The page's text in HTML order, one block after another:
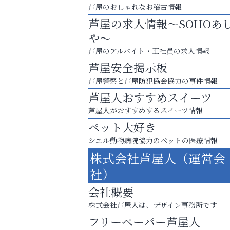
「この学校に出会えて、本当によかった。
トレファク出張買取
芦屋のおしゃれなお稽古情報
芦屋の求人情報～SOHOあ
や～
芦屋のアルバイト・正社員の求人情報
芦屋安全掲示板
芦屋警察と芦屋防犯協会協力の事件情報
芦屋人おすすめスイーツ
芦屋人がおすすめするスイーツ情報
ペット大好き
シエル動物病院協力のペットの医療情報
株式会社芦屋人（運営会
社）
会社概要
株式会社芦屋人は、デザイン事務所です
フリーペーパー芦屋人